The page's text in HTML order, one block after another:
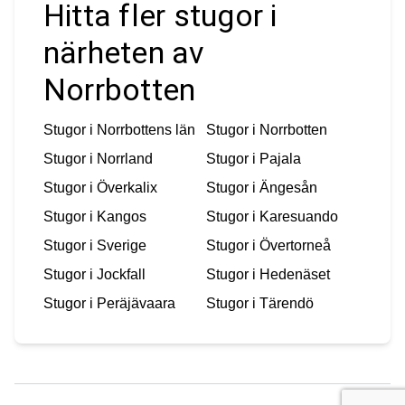
Hitta fler stugor i
närheten av
Norrbotten
Stugor i Norrbottens län Stugor i Norrbotten
Stugor i Norrland Stugor i Pajala
Stugor i Överkalix Stugor i Ängesån
Stugor i Kangos Stugor i Karesuando
Stugor i Sverige Stugor i Övertorneå
Stugor i Jockfall Stugor i Hedenäset
Stugor i Peräjävaara Stugor i Tärendö